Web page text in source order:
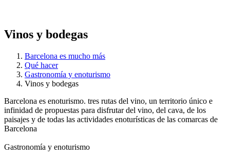
Vinos y bodegas
Barcelona es mucho más
Qué hacer
Gastronomía y enoturismo
Vinos y bodegas
Barcelona es enoturismo. tres rutas del vino, un territorio único e
infinidad de propuestas para disfrutar del vino, del cava, de los
paisajes y de todas las actividades enoturísticas de las comarcas de
Barcelona
Gastronomía y enoturismo